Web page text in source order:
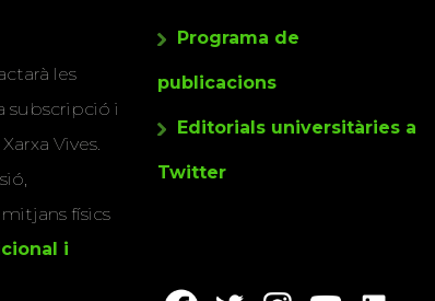
les
subscripció i
Vives.
físics
i
Programa de
publicacions
Editorials universitàries a
Twitter